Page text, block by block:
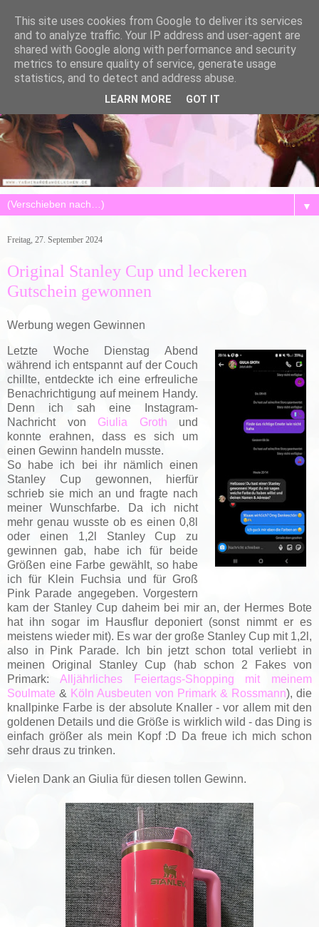
▼
Freitag, 27. September 2024
Original Stanley Cup und leckeren
Gutschein gewonnen
Werbung wegen Gewinnen
Letzte Woche Dienstag Abend
während ich entspannt auf der Couch
chillte, entdeckte ich eine erfreuliche
Benachrichtigung auf meinem Handy.
Denn ich sah eine Instagram-
Nachricht von Giulia Groth und
konnte erahnen, dass es sich um
einen Gewinn handeln musste.
So habe ich bei ihr nämlich einen
Stanley Cup gewonnen, hierfür
schrieb sie mich an und fragte nach
meiner Wunschfarbe. Da ich nicht
mehr genau wusste ob es einen 0,8l
oder einen 1,2l Stanley Cup zu
gewinnen gab, habe ich für beide
Größen eine Farbe gewählt, so habe
ich für Klein Fuchsia und für Groß
Pink Parade angegeben. Vorgestern
kam der Stanley Cup daheim bei mir an, der Hermes Bote
hat ihn sogar im Hausflur deponiert (sonst nimmt er es
meistens wieder mit). Es war der große Stanley Cup mit 1,2l,
also in Pink Parade. Ich bin jetzt schon total verliebt in
meinen Original Stanley Cup (hab schon 2 Fakes von
Primark: Alljährliches Feiertags-Shopping mit meinem
Soulmate & Köln Ausbeuten von Primark & Rossmann), die
knallpinke Farbe is der absolute Knaller - vor allem mit den
goldenen Details und die Größe is wirklich wild - das Ding is
einfach größer als mein Kopf :D Da freue ich mich schon
sehr draus zu trinken.
Vielen Dank an Giulia für diesen tollen Gewinn.
This site uses cookies from Google to deliver its services
and to analyze traffic. Your IP address and user-agent are
shared with Google along with performance and security
metrics to ensure quality of service, generate usage
statistics, and to detect and address abuse.
LEARN MORE GOT IT